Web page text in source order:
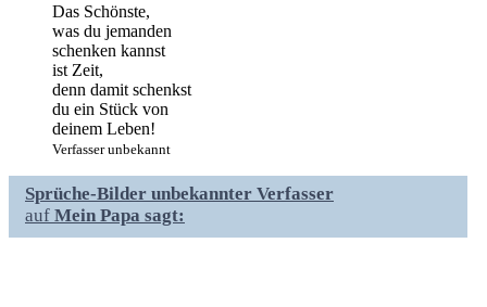
Das Schönste,
was du jemanden
schenken kannst
ist Zeit,
denn damit schenkst
du ein Stück von
deinem Leben!
Verfasser unbekannt
Sprüche-Bilder unbekannter Verfasser
auf Mein Papa sagt: